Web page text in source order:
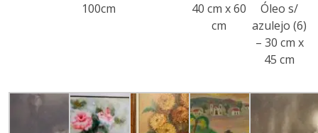
100cm
40 cm x 60
cm
Óleo s/
azulejo (6)
– 30 cm x
45 cm